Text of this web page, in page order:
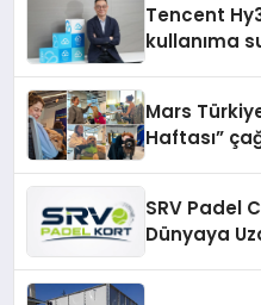
Tencent
kullanıma
Mars
Haftası”
SRV Padel
Dünyaya